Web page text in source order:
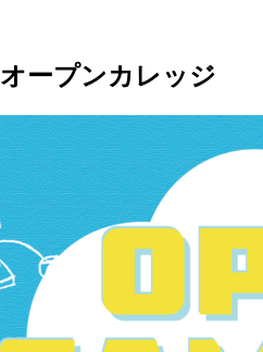
オープンカレッジ